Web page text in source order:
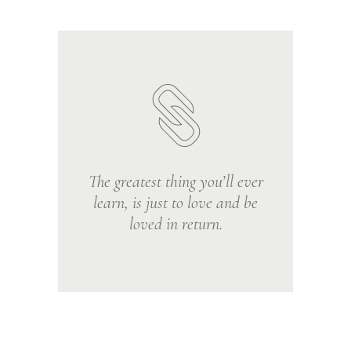
The greatest thing you’ll ever
learn, is just to love and be
loved in return.